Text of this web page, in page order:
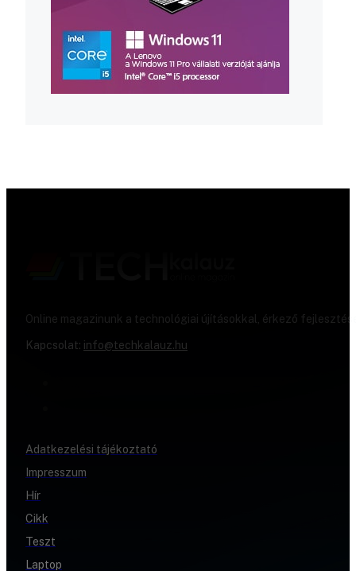
Online magazinunk a technológiai újításokkal, érkező
Kapcsolat: info@techkalauz.hu
Adatkezelési tájékoztató
Impresszum
Hír
Cikk
Teszt
Laptop